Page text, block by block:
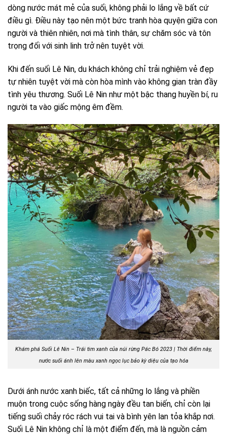
dòng nước mát mẻ của suối, không phải lo lắng về bất cứ
điều gì. Điều này tạo nên một bức tranh hòa quyện giữa con
người và thiên nhiên, nơi mà tình thân, sự chăm sóc và tôn
trọng đối với sinh linh trở nên tuyệt vời.
Khi đến suối Lê Nin, du khách không chỉ trải nghiệm vẻ đẹp
tự nhiên tuyệt vời mà còn hòa mình vào không gian tràn đầy
tình yêu thương. Suối Lê Nin như một bậc thang huyền bí, ru
người ta vào giấc mộng êm đềm.
Khám phá Suối Lê Nin – Trái tim xanh của núi rừng Pác Bó 2023 | Thời điểm này,
nước suối ánh lên màu xanh ngọc lục bảo kỳ diệu của tạo hóa
Dưới ánh nước xanh biếc, tất cả những lo lắng và phiền
muộn trong cuộc sống hàng ngày đều tan biến, chỉ còn lại
tiếng suối chảy róc rách vui tai và bình yên lan tỏa khắp nơi.
Suối Lê Nin không chỉ là một điểm đến, mà là nguồn cảm